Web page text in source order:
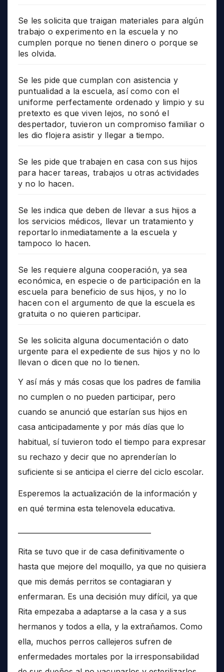
Se les solicita que traigan materiales para algún
trabajo o experimento en la escuela y no
cumplen porque no tienen dinero o porque se
les olvida.
Se les pide que cumplan con asistencia y
puntualidad a la escuela, así como con el
uniforme perfectamente ordenado y limpio y su
pretexto es que viven lejos, no sonó el
despertador, tuvieron un compromiso familiar o
les dio flojera asistir y llegar a tiempo.
Se les pide que trabajen en casa con sus hijos
para hacer tareas, trabajos u otras actividades
y no lo hacen.
Se les indica que deben de llevar a sus hijos a
los servicios médicos, llevar un tratamiento y
reportarlo inmediatamente a la escuela y
tampoco lo hacen.
Se les requiere alguna cooperación, ya sea
económica, en especie o de participación en la
escuela para beneficio de sus hijos, y no lo
hacen con el argumento de que la escuela es
gratuita o no quieren participar.
Se les solicita alguna documentación o dato
urgente para el expediente de sus hijos y no lo
llevan o dicen que no lo tienen.
Y así más y más cosas que los padres de familia
no cumplen o no pueden participar, pero
cuando se anunció que estarían sus hijos en
casa anticipadamente y por más días que lo
habitual, sí tuvieron todo el tiempo para expresar
su rechazo y decir que no aprenderían lo
suficiente si se anticipa el cierre del ciclo escolar.
Esperemos la actualización de la información y
en qué termina esta telenovela educativa.
Rita se tuvo que ir de casa definitivamente o
hasta que mejore del moquillo, ya que no quisiera
que mis demás perritos se contagiaran y
enfermaran. Es una decisión muy difícil, ya que
Rita empezaba a adaptarse a la casa y a sus
hermanos y todos a ella, y la extrañamos. Como
ella, muchos perros callejeros sufren de
enfermedades mortales por la irresponsabilidad